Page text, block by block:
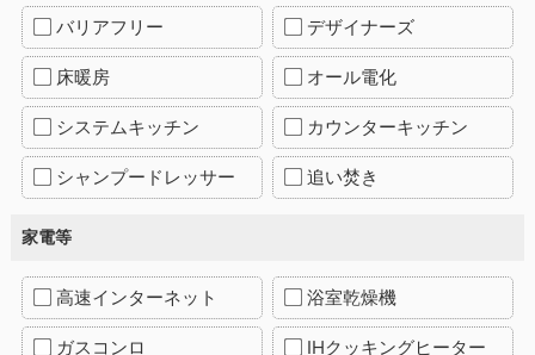
バリアフリー デザイナーズ
床暖房 オール電化
システムキッチン カウンターキッチン
シャンプードレッサー 追い焚き
家電等
高速インターネット 浴室乾燥機
ガスコンロ IHクッキングヒーター